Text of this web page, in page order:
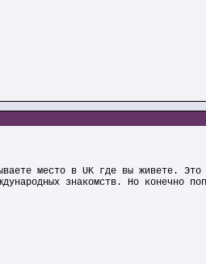
место в UK где вы живете.
знакомств. Но конечно